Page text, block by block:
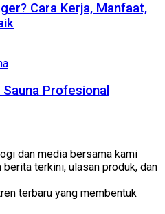
Cara Kerja, Manfaat,
Profesional
dan media bersama kami
terkini, ulasan produk, dan
terbaru yang membentuk